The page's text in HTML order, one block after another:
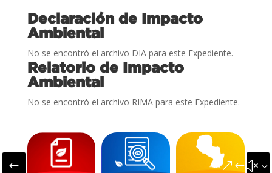
Declaración de Impacto
Ambiental
No se encontró el archivo DIA para este Expediente.
Relatorio de Impacto
Ambiental
No se encontró el archivo RIMA para este Expediente.
#